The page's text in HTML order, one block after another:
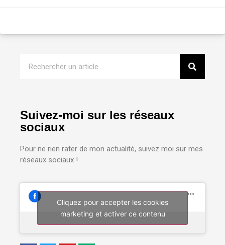
Suivez-moi sur les réseaux
sociaux
Pour ne rien rater de mon actualité, suivez moi sur mes
réseaux sociaux !
Cliquez pour accepter les cookies
marketing et activer ce contenu